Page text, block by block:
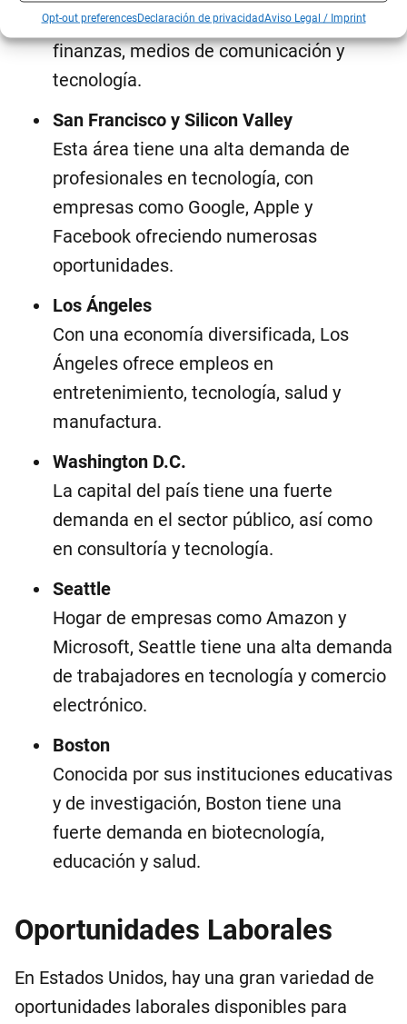
Opt-out preferencesDeclaración de privacidadAviso Legal / Imprint
país, especialmente en sectores como
finanzas, medios de comunicación y
tecnología.
San Francisco y Silicon Valley
Esta área tiene una alta demanda de
profesionales en tecnología, con
empresas como Google, Apple y
Facebook ofreciendo numerosas
oportunidades.
Los Ángeles
Con una economía diversificada, Los
Ángeles ofrece empleos en
entretenimiento, tecnología, salud y
manufactura.
Washington D.C.
La capital del país tiene una fuerte
demanda en el sector público, así como
en consultoría y tecnología.
Seattle
Hogar de empresas como Amazon y
Microsoft, Seattle tiene una alta demanda
de trabajadores en tecnología y comercio
electrónico.
Boston
Conocida por sus instituciones educativas
y de investigación, Boston tiene una
fuerte demanda en biotecnología,
educación y salud.
Oportunidades Laborales
En Estados Unidos, hay una gran variedad de
oportunidades laborales disponibles para